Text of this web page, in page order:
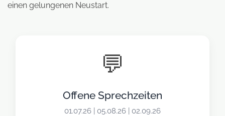
einen gelungenen Neustart.
💬
Offene Sprechzeiten
01.07.26 | 05.08.26 | 02.09.26